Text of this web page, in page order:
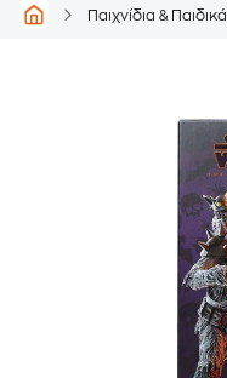
Παιχνίδια & Παιδικά